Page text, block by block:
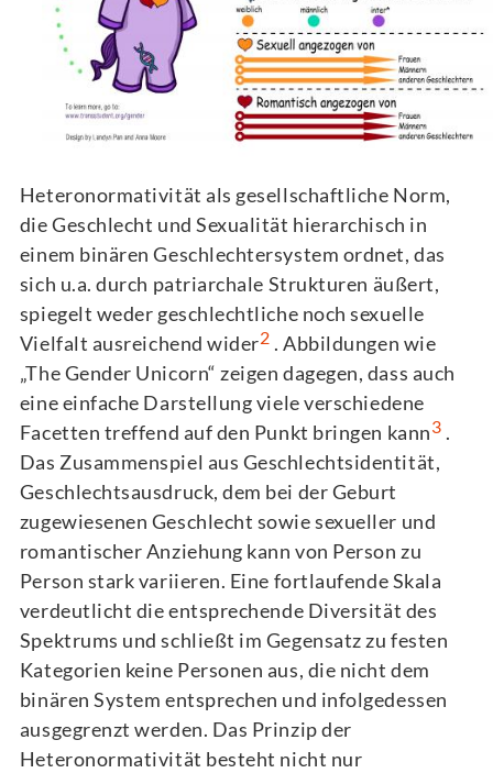
Heteronormativität als gesellschaftliche Norm,
die Geschlecht und Sexualität hierarchisch in
einem binären Geschlechtersystem ordnet, das
sich u.a. durch patriarchale Strukturen äußert,
spiegelt weder geschlechtliche noch sexuelle
Vielfalt ausreichend wider2 . Abbildungen wie
„The Gender Unicorn“ zeigen dagegen, dass auch
eine einfache Darstellung viele verschiedene
Facetten treffend auf den Punkt bringen kann3 .
Das Zusammenspiel aus Geschlechtsidentität,
Geschlechtsausdruck, dem bei der Geburt
zugewiesenen Geschlecht sowie sexueller und
romantischer Anziehung kann von Person zu
Person stark variieren. Eine fortlaufende Skala
verdeutlicht die entsprechende Diversität des
Spektrums und schließt im Gegensatz zu festen
Kategorien keine Personen aus, die nicht dem
binären System entsprechen und infolgedessen
ausgegrenzt werden. Das Prinzip der
Heteronormativität besteht nicht nur